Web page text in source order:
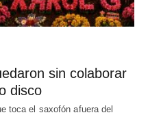
sin colaborar
disco
toca el saxofón afuera del